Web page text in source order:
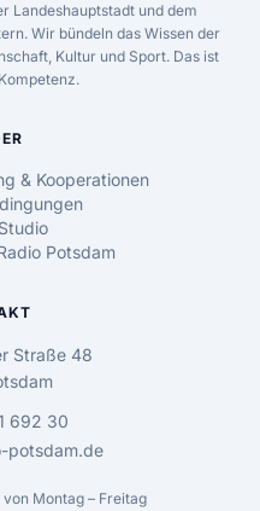
Landeshauptstadt und dem
Wir bündeln das Wissen der
Kultur und Sport. Das ist
& Kooperationen
Potsdam
Straße 48
692 30
potsdam.de
Montag – Freitag